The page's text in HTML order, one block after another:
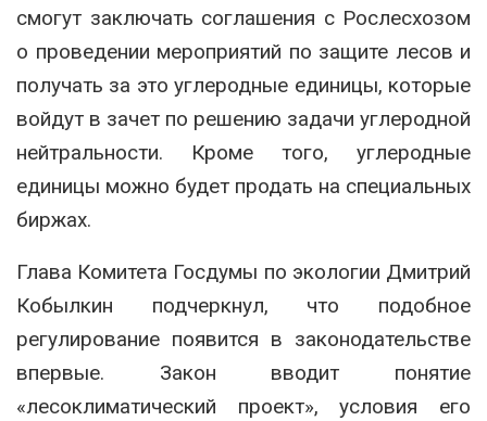
смогут заключать соглашения с Рослесхозом
о проведении мероприятий по защите лесов и
получать за это углеродные единицы, которые
войдут в зачет по решению задачи углеродной
нейтральности. Кроме того, углеродные
единицы можно будет продать на специальных
биржах.
Глава Комитета Госдумы по экологии Дмитрий
Кобылкин подчеркнул, что подобное
регулирование появится в законодательстве
впервые. Закон вводит понятие
«лесоклиматический проект», условия его